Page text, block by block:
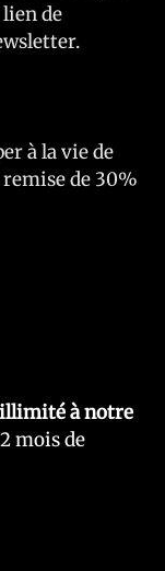
de
à la vie de
remise de 30%
illimité à notre
mois de